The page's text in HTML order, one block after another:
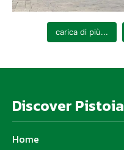
carica di più...
Discover Pistoia
Home